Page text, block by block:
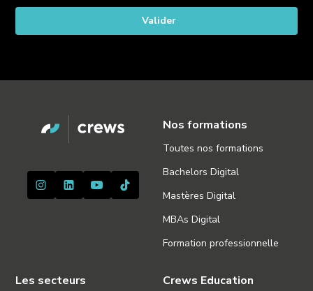
Nos formations
Toutes nos formations
Bachelors Digital
Mastères Digital
MBAs Digital
Formation professionnelle
Les secteurs Crews Education